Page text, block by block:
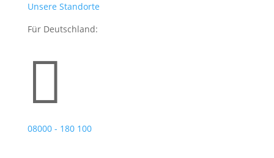
Unsere Standorte
Für Deutschland:

08000 - 180 100